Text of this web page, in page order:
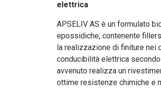
elettrica
APSELIV AS è un formulato
epossidiche, contenente
la realizzazione di finiture nei
conducibilità elettrica
avvenuto realizza un
ottime resistenze chimiche e